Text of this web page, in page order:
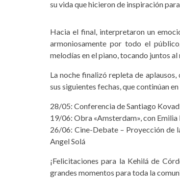
su vida que hicieron de inspiración
Hacia el final, interpretaron un
armoniosamente por todo el
melodías en el piano, tocando juntos
La noche finalizó repleta de
sus siguientes fechas, que continúan
28/05: Conferencia de Santiago
19/06: Obra «Amsterdam», con
26/06: Cine-Debate – Proyección de
Angel Solá
¡Felicitaciones para la Kehilá de
grandes momentos para toda la